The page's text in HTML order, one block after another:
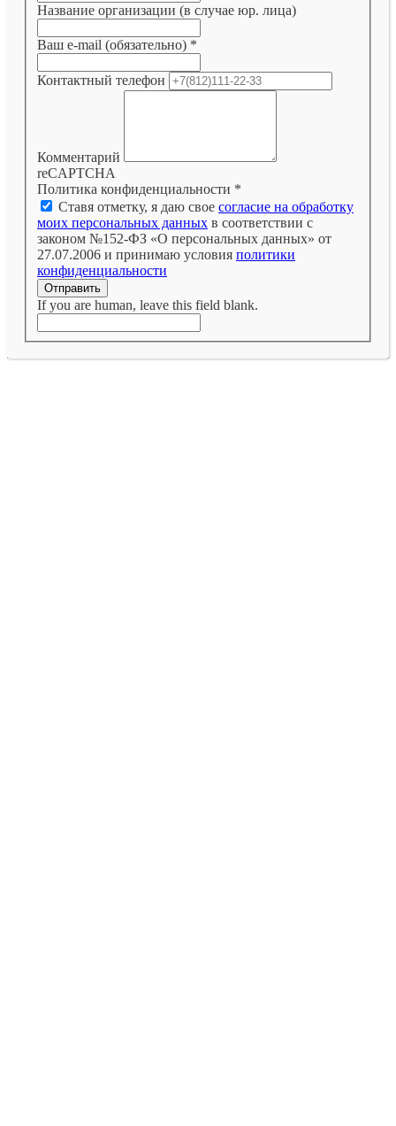
Название организации (в случае юр. лица)
Ваш e-mail (обязательно) *
Контактный телефон
Комментарий
reCAPTCHA
Политика конфиденциальности *
Ставя отметку, я даю свое согласие на обработку
моих персональных данных в соответствии с
законом №152-ФЗ «О персональных данных» от
27.07.2006 и принимаю условия политики
конфиденциальности
Отправить
If you are human, leave this field blank.